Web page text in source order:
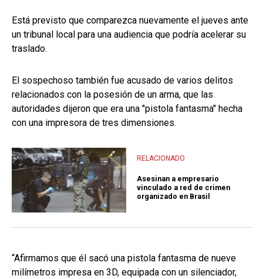
Está previsto que comparezca nuevamente el jueves ante
un tribunal local para una audiencia que podría acelerar su
traslado.
El sospechoso también fue acusado de varios delitos
relacionados con la posesión de un arma, que las
autoridades dijeron que era una "pistola fantasma" hecha
con una impresora de tres dimensiones.
RELACIONADO
Asesinan a empresario
vinculado a red de crimen
organizado en Brasil
“Afirmamos que él sacó una pistola fantasma de nueve
milímetros impresa en 3D, equipada con un silenciador,